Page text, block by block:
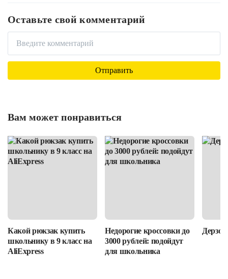
Оставьте свой комментарий
Вам может понравиться
Какой рюкзак купить
школьнику в 9 класс на
AliExpress
Недорогие кроссовки до
3000 рублей: подойдут
для школьника